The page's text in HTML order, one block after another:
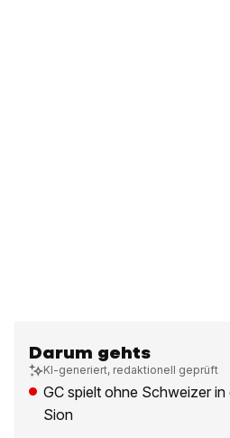
Darum gehts
KI-generiert, redaktionell geprüft
GC spielt ohne Schweizer
Sion